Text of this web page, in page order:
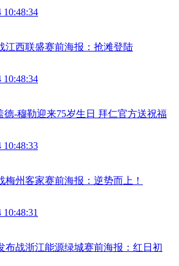
10:48:34
江西联盛赛前海报：抢滩登陆
10:48:34
德-穆勒迎来75岁生日 拜仁官方送祝福
10:48:33
梅州客家赛前海报：逆势而上！
10:48:31
布战浙江能源绿城赛前海报：红日初